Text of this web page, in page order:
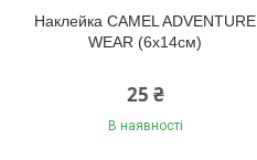
Наклейка CAMEL ADVENTURE
WEAR (6х14см)
25 ₴
В наявності